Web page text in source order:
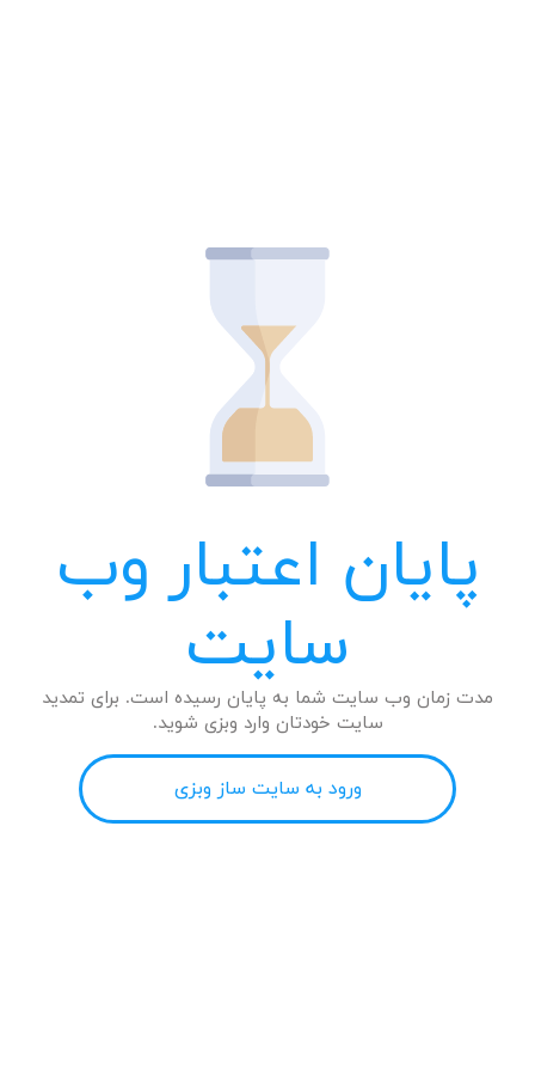
پایان اعتبار وب
سایت
مدت زمان وب سایت شما به پایان رسیده است. برای تمدید
سایت خودتان وارد وبزی شوید.
ورود به سایت ساز وبزی